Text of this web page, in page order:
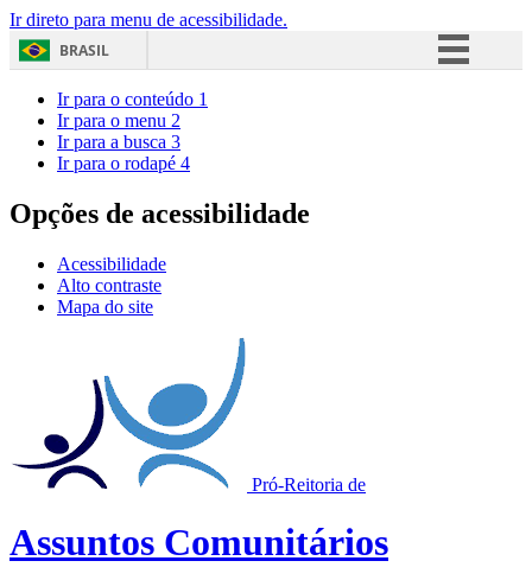
Ir direto para menu de acessibilidade.
BRASIL
Acesso à informação
Ir para o conteúdo 1
Ir para o menu 2
Ir para a busca 3
Ir para o rodapé 4
Opções de acessibilidade
Acessibilidade
Alto contraste
Mapa do site
Pró-Reitoria de
Assuntos Comunitários